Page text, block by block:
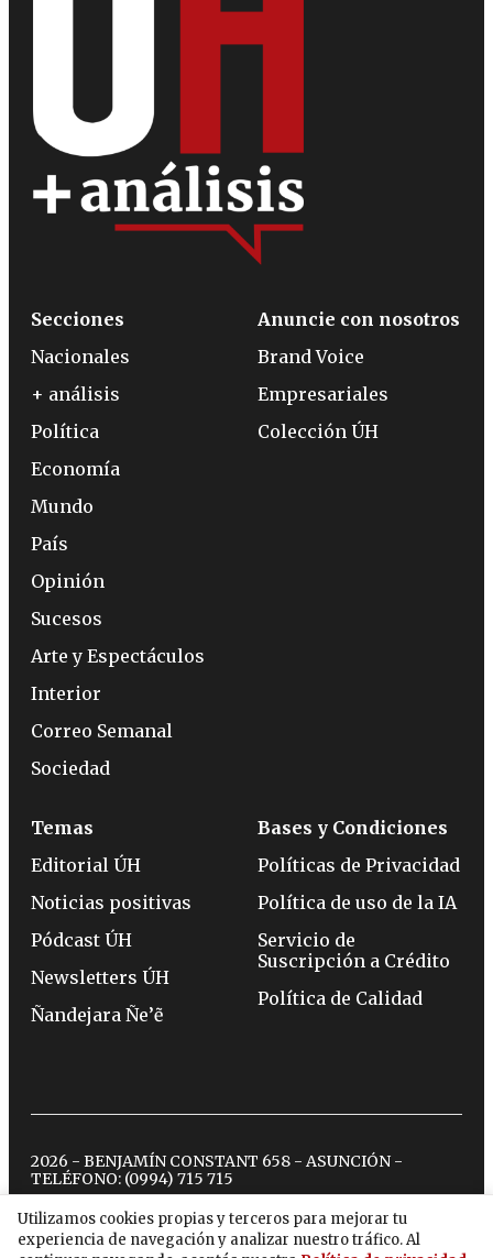
Utilizamos cookies propias y terceros para mejorar tu
experiencia de navegación y analizar nuestro tráfico. Al
Secciones
Nacionales
+ análisis
Política
Economía
Mundo
País
Opinión
Sucesos
Arte y Espectáculos
Interior
Correo Semanal
Sociedad
Anuncie con nosotros
Brand Voice
Empresariales
Colección ÚH
Temas
Editorial ÚH
Noticias positivas
Pódcast ÚH
Newsletters ÚH
Ñandejara Ñe’ẽ
Bases y Condiciones
Políticas de Privacidad
Política de uso de la IA
Servicio de
Suscripción a Crédito
Política de Calidad
2026 - BENJAMÍN CONSTANT 658 - ASUNCIÓN -
TELÉFONO: (0994) 715 715
twitterinstagram
facebook
tiktokyoutubespotify